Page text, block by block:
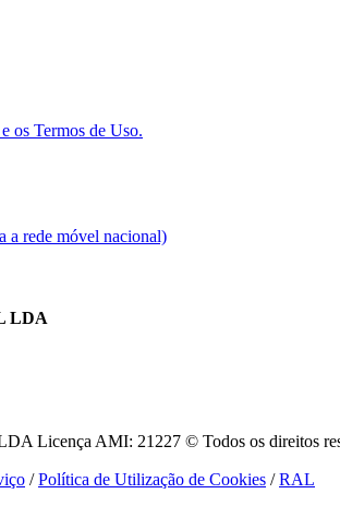
os Termos de Uso.
a rede móvel nacional)
LDA
Licença AMI: 21227 © Todos os direitos
/Política de Utilização de Cookies /RAL